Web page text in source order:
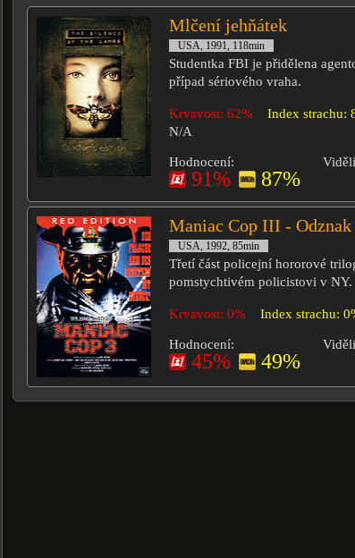
Mlčení jehňátek
USA, 1991, 118min
Studentka FBI je přidělena
případ sériového vraha.
Krvavost: 62% Index strachu:
N/A
Hodnocení:
91% 87%
Maniac Cop III -
USA, 1992, 85min
Třetí část policejní hororové
pomstychtivém policistovi v NY.
Krvavost: 0% Index strachu:
Hodnocení:
45% 49%